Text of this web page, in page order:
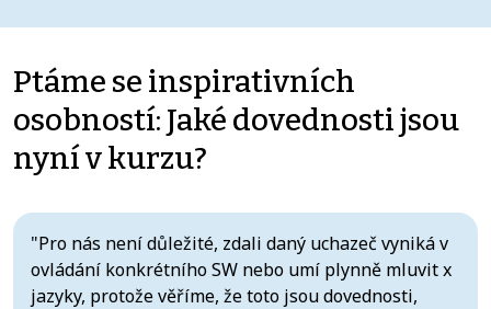
Ptáme se inspirativních
osobností: Jaké dovednosti jsou
nyní v kurzu?
"Pro nás není důležité, zdali daný uchazeč vyniká v
ovládání konkrétního SW nebo umí plynně mluvit x
jazyky, protože věříme, že toto jsou dovednosti,